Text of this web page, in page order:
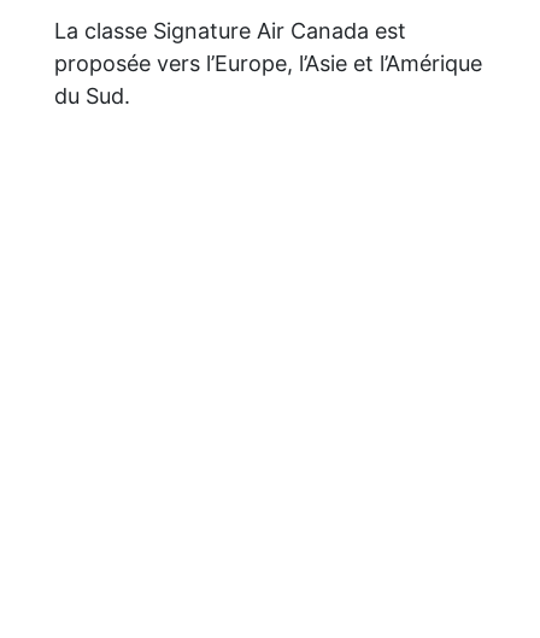
La classe Signature Air Canada est
proposée vers l’Europe, l’Asie et l’Amérique
du Sud.